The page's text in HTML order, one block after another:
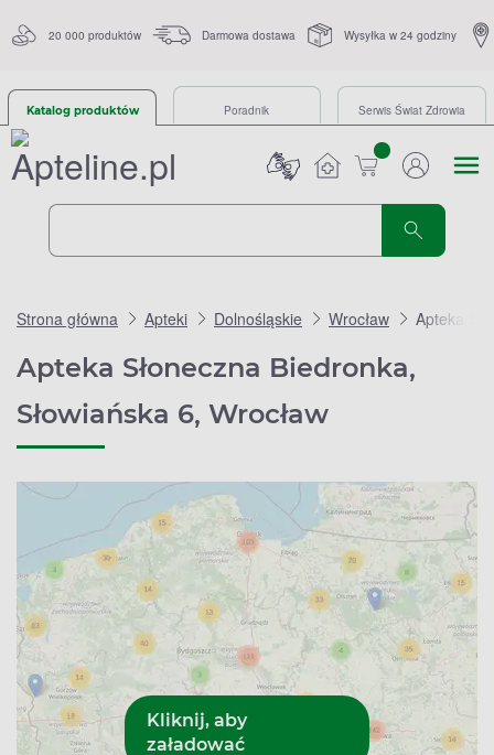
20 000 produktów Darmowa dostawa Wysyłka w 24 godziny
Katalog produktów Poradnik Serwis Świat Zdrowia
sztuk
Strona główna Apteki Dolnośląskie Wrocław Apteka
Apteka Słoneczna Biedronka,
Słowiańska 6, Wrocław